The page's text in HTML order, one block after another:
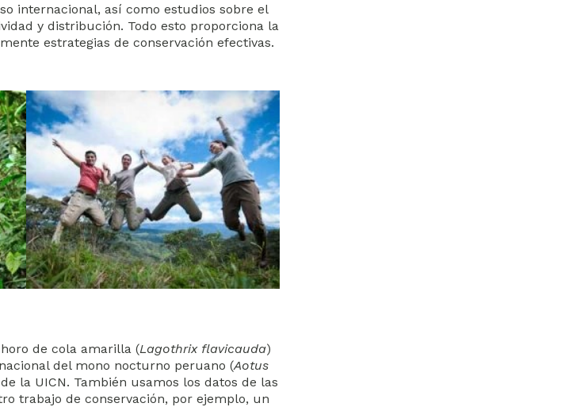
internacional, así como estudios sobre el
y distribución. Todo esto proporciona la
estrategias de conservación efectivas.
de cola amarilla (Lagothrix flavicauda)
del mono nocturno peruano (Aotus
la UICN. También usamos los datos de las
trabajo de conservación, por ejemplo, un